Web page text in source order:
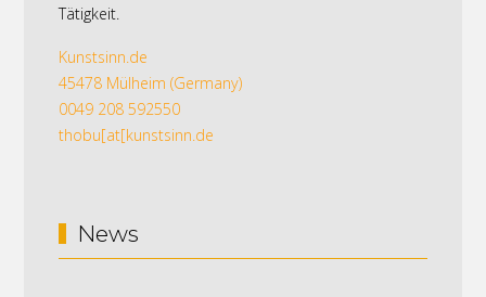
Tätigkeit.
Kunstsinn.de
45478 Mülheim (Germany)
0049 208 592550
thobu[at[kunstsinn.de
News